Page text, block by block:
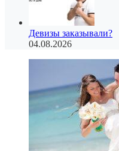
Девизы заказывали?
04.08.2026